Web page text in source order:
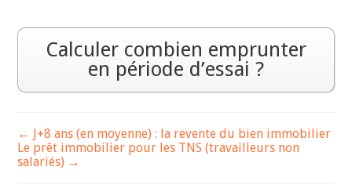
Calculer combien emprunter
en période d’essai ?
← J+8 ans (en moyenne) : la revente du bien immobilier
Le prêt immobilier pour les TNS (travailleurs non
salariés) →